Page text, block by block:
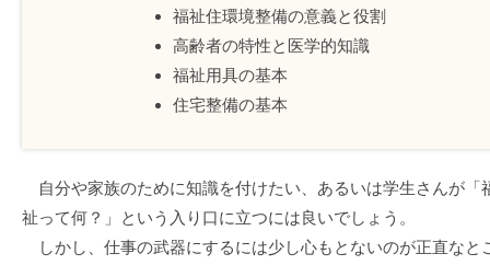
福祉住環境整備の意義と役割
高齢者の特性と医学的知識
福祉用具の基本
住宅整備の基本
自分や家族のために知識を付けたい、あるいは学生さんが「
祉って何？」という入り口に立つには良いでしょう。
しかし、仕事の武器にするには少し心もとないのが正直なと